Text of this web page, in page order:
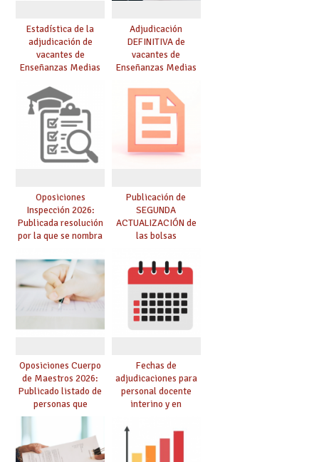
Estadística de la
adjudicación de
vacantes de
Enseñanzas Medias
Adjudicación
DEFINITIVA de
vacantes de
Enseñanzas Medias
Oposiciones
Inspección 2026:
Publicada resolución
por la que se nombra
prácticas, se regulan
dichas prácticas y se
convoca acto público
de adjudicación
Publicación de
SEGUNDA
ACTUALIZACIÓN de
las bolsas
Cuerpo de Maestros
de especialidades
convocadas a
oposición
Oposiciones Cuerpo
de Maestros 2026:
Publicado listado de
personas que
adquieren nueva
especialidad
Fechas de
adjudicaciones para
personal docente
interino y en
debes saber